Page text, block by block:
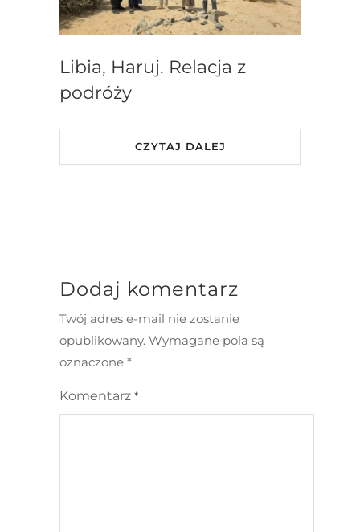
Libia, Haruj. Relacja z
podróży
CZYTAJ DALEJ
Dodaj komentarz
Twój adres e-mail nie zostanie
opublikowany. Wymagane pola są
oznaczone *
Komentarz *